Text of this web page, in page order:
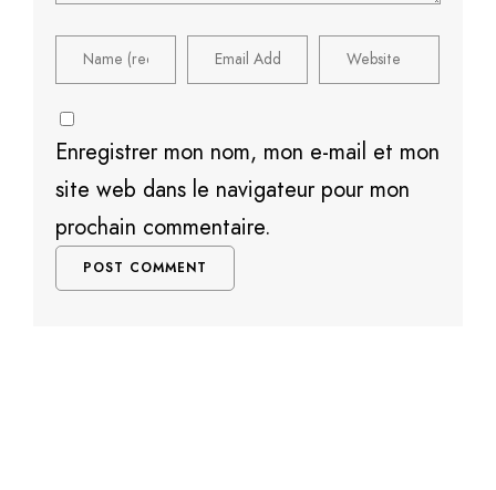
Enregistrer mon nom, mon e-mail et mon
site web dans le navigateur pour mon
prochain commentaire.